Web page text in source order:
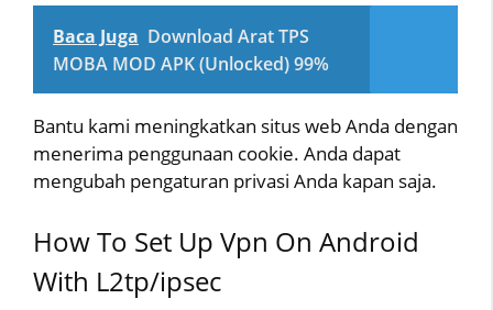
Baca Juga Download Arat TPS
MOBA MOD APK (Unlocked) 99%
Bantu kami meningkatkan situs web Anda dengan
menerima penggunaan cookie. Anda dapat
mengubah pengaturan privasi Anda kapan saja.
How To Set Up Vpn On Android
With L2tp/ipsec